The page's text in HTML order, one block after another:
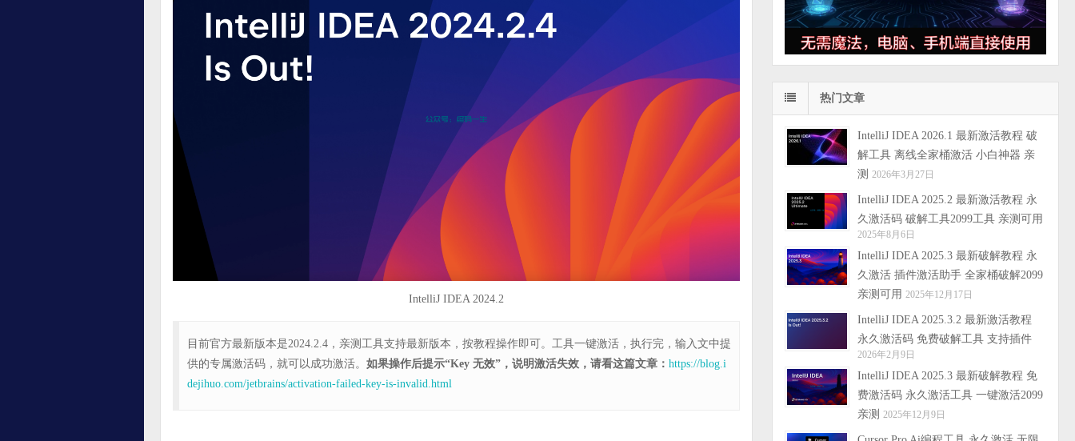
IntelliJ IDEA 2024.2
目前官方最新版本是2024.2.4，亲测工具支持最新版本，按教程操作即可。工具一键激活，执行完，输入文中提
供的专属激活码，就可以成功激活。 如果操作后提示“Key 无效”，说明激活失效，请看这篇文章： https://blog.i
dejihuo.com/jetbrains/activation-failed-key-is-invalid.html
热门文章
IntelliJ IDEA 2026.1 最新激活教程 破
解工具 离线全家桶激活 小白神器 亲
测 2026年3月27日
IntelliJ IDEA 2025.2 最新激活教程 永
久激活码 破解工具2099工具 亲测可用
2025年8月6日
IntelliJ IDEA 2025.3 最新破解教程 永
久激活 插件激活助手 全家桶破解2099
亲测可用 2025年12月17日
IntelliJ IDEA 2025.3.2 最新激活教程
永久激活码 免费破解工具 支持插件
2026年2月9日
IntelliJ IDEA 2025.3 最新破解教程 免
费激活码 永久激活工具 一键激活2099
亲测 2025年12月9日